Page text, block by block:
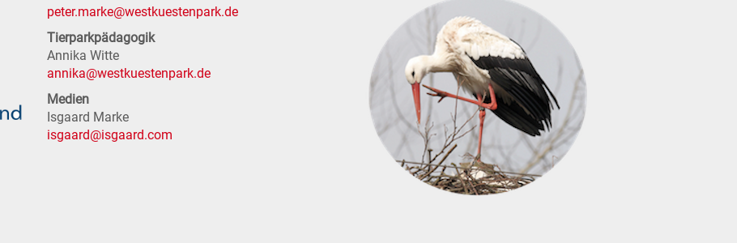
peter.marke@westkuestenpark.de
Tierparkpädagogik
Annika Witte
annika@westkuestenpark.de
Medien
Isgaard Marke
isgaard@isgaard.com